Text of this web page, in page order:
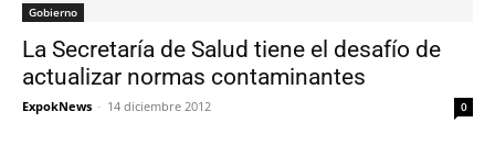
Gobierno
La Secretaría de Salud tiene el desafío de
actualizar normas contaminantes
ExpokNews - 14 diciembre 2012 0